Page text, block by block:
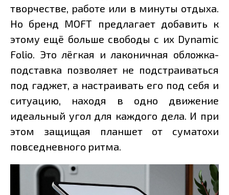
творчестве, работе или в минуты отдыха.
Но бренд MOFT предлагает добавить к
этому ещё больше свободы с их Dynamic
Folio. Это лёгкая и лаконичная обложка-
подставка позволяет не подстраиваться
под гаджет, а настраивать его под себя и
ситуацию, находя в одно движение
идеальный угол для каждого дела. И при
этом защищая планшет от суматохи
повседневного ритма.